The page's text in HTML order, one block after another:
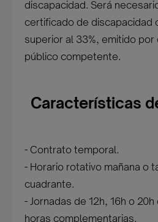
discapacidad. Será
certificado de discapacidad
superior al 33%, emitido por
público competente.
Características
- Contrato temporal.
- Horario rotativo mañana o
cuadrante.
- Jornadas de 12h, 16h o
horas complementarias.